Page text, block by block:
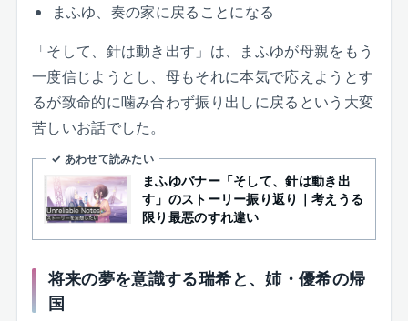
まふゆ、奏の家に戻ることになる
「そして、針は動き出す」は、まふゆが母親をもう
一度信じようとし、母もそれに本気で応えようとす
るが致命的に噛み合わず振り出しに戻るという大変
苦しいお話でした。
✓ あわせて読みたい
まふゆバナー「そして、針は動き出
す」のストーリー振り返り｜考えうる
限り最悪のすれ違い
将来の夢を意識する瑞希と、姉・優希の帰
国